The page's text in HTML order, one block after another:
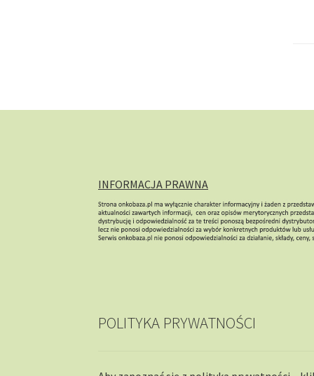
INFORMACJA PRAWNA
POLITYKA PRYWATNOŚCI